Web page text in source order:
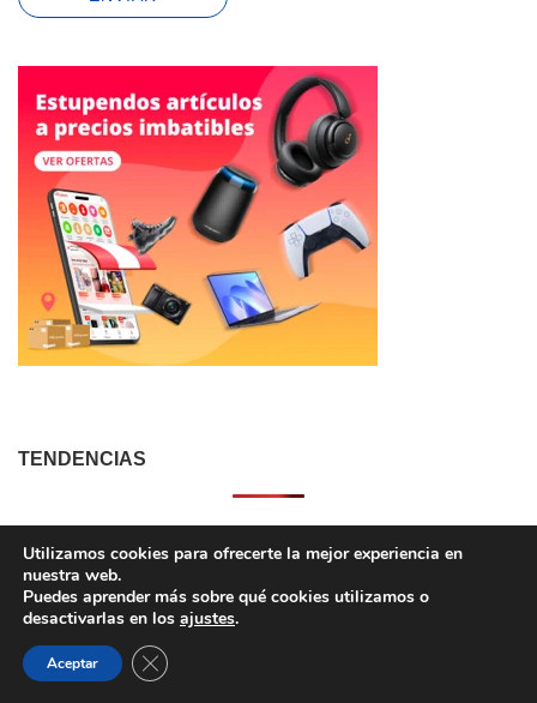
TENDENCIAS
Utilizamos cookies para ofrecerte la mejor experiencia en
nuestra web.
Puedes aprender más sobre qué cookies utilizamos o
desactivarlas en los ajustes.
Aceptar CERRAR EL BANNER DE COOKIES RGPD